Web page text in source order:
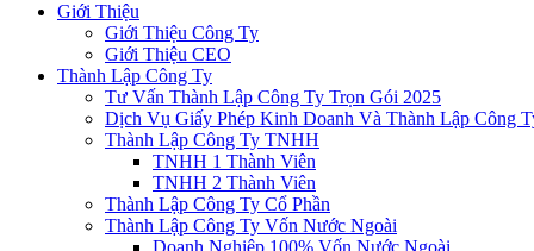
Giới Thiệu
Giới Thiệu Công Ty
Giới Thiệu CEO
Thành Lập Công Ty
Tư Vấn Thành Lập Công Ty Trọn Gói 2025
Dịch Vụ Giấy Phép Kinh Doanh Và Thành Lập Công
Thành Lập Công Ty TNHH
TNHH 1 Thành Viên
TNHH 2 Thành Viên
Thành Lập Công Ty Cổ Phần
Thành Lập Công Ty Vốn Nước Ngoài
Doanh Nghiệp 100% Vốn Nước Ngoài